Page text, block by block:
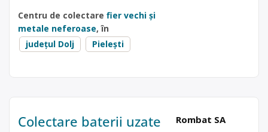
Centru de colectare fier vechi și
metale neferoase, în
județul Dolj
Pielești
Colectare baterii uzate
Rombat SA